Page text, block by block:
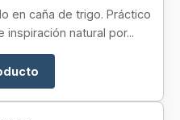
en caña de trigo. Práctico
natural por...